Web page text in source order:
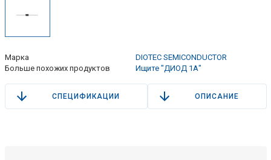
Марка
DIOTEC SEMICONDUCTOR
Больше похожих продуктов
Ищите "ДИОД 1А"
СПЕЦИФИКАЦИИ ОПИСАНИЕ